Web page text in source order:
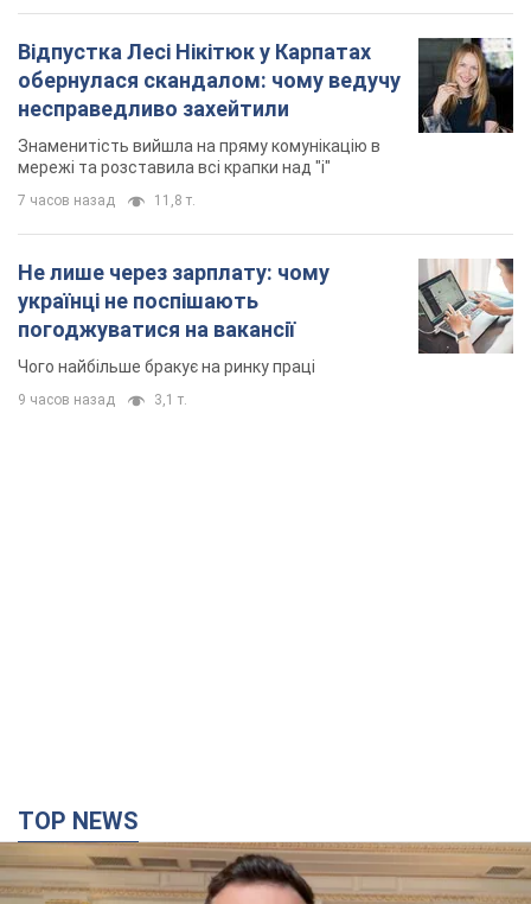
Відпустка Лесі Нікітюк у Карпатах
обернулася скандалом: чому ведучу
несправедливо захейтили
Знаменитість вийшла на пряму комунікацію в
мережі та розставила всі крапки над "і"
7 часов назад 11,8 т.
Не лише через зарплату: чому
українці не поспішають
погоджуватися на вакансії
Чого найбільше бракує на ринку праці
9 часов назад 3,1 т.
TOP NEWS